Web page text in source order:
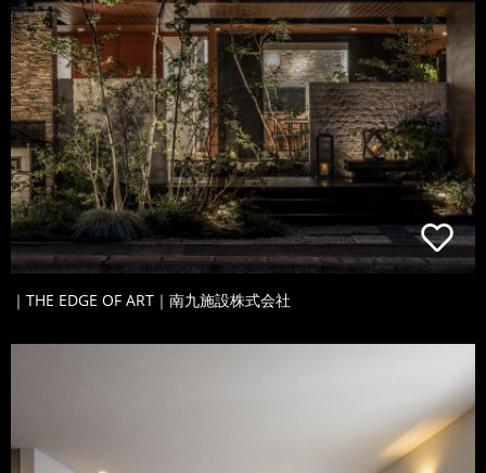
｜THE EDGE OF ART｜南九施設株式会社